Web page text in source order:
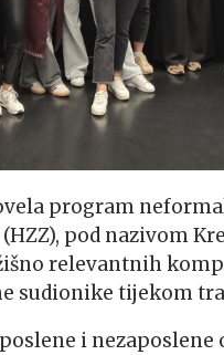
program
pod nazivom
relevantnih
sudionike tijekom
i